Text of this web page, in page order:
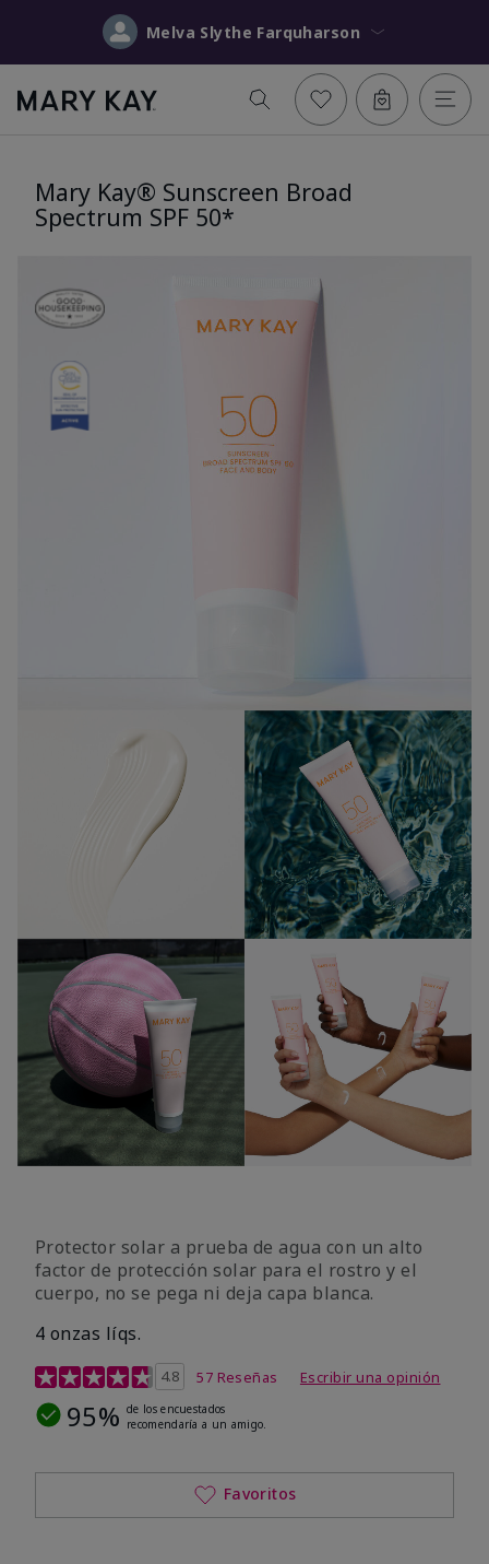
Melva Slythe Farquharson
Mary Kay® Sunscreen Broad
Spectrum SPF 50*
Protector solar a prueba de agua con un alto
factor de protección solar para el rostro y el
cuerpo, no se pega ni deja capa blanca.
4 onzas líqs.
Calificación de clientes de 4,2 de 5
4.8 57 Reseñas Escribir una opinión
95% de los encuestados
recomendaría a un amigo.
Favoritos